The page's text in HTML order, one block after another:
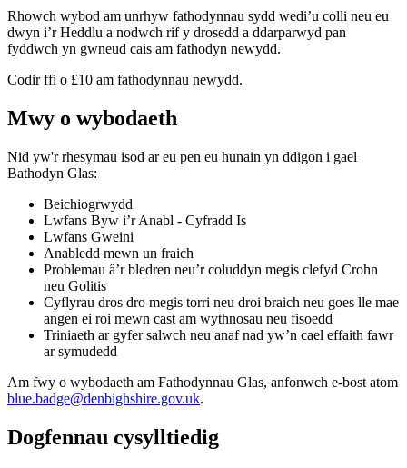
Rhowch wybod am unrhyw fathodynnau sydd wedi’u colli neu eu
dwyn i’r Heddlu a nodwch rif y drosedd a ddarparwyd pan
fyddwch yn gwneud cais am fathodyn newydd.
Codir ffi o £10 am fathodynnau newydd.
Mwy o wybodaeth
Nid yw'r rhesymau isod ar eu pen eu hunain yn ddigon i gael
Bathodyn Glas:
Beichiogrwydd
Lwfans Byw i’r Anabl - Cyfradd Is
Lwfans Gweini
Anabledd mewn un fraich
Problemau â’r bledren neu’r coluddyn megis clefyd Crohn
neu Golitis
Cyflyrau dros dro megis torri neu droi braich neu goes lle mae
angen ei roi mewn cast am wythnosau neu fisoedd
Triniaeth ar gyfer salwch neu anaf nad yw’n cael effaith fawr
ar symudedd
Am fwy o wybodaeth am Fathodynnau Glas, anfonwch e-bost atom
blue.badge@denbighshire.gov.uk.
Dogfennau cysylltiedig